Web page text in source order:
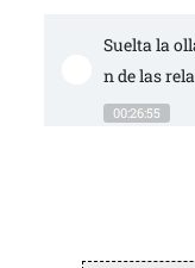
Suelta la
n de las
00:26:55